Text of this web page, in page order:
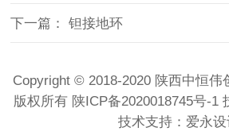
下一篇： 钽接地环
Copyright © 2018-2020 陕西中恒伟
版权所有 陕ICP备2020018745号-1
技术支持： 爱永设